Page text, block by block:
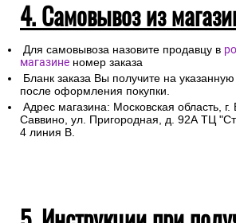
4. Самовывоз из
Для самовывоза назовите продавцу в
магазине номер заказа
Бланк заказа Вы получите на
после оформления покупки.
Адрес магазина: Московская область,
Саввино, ул. Пригородная, д. 92А ТЦ
4 линия В.